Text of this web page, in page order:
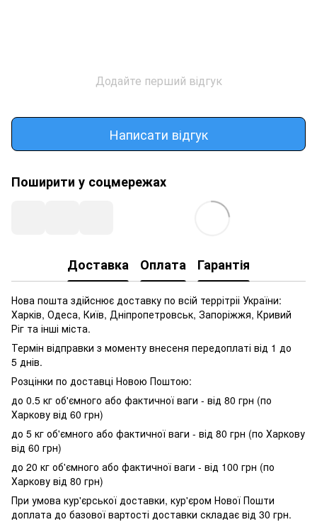
Додайте перший відгук
Написати відгук
Поширити у соцмережах
Доставка Оплата Гарантія
Нова пошта здійснює доставку по всій террітріі України:
Харків, Одеса, Київ, Дніпропетровськ, Запоріжжя, Кривий
Ріг та інші міста.
Термін відправки з моменту внесеня передоплаті від 1 до
5 днів.
Розцінки по доставці Новою Поштою:
до 0.5 кг об'ємного або фактичної ваги - від 80 грн (по
Харкову від 60 грн)
до 5 кг об'ємного або фактичної ваги - від 80 грн (по Харкову
від 60 грн)
до 20 кг об'ємного або фактичної ваги - від 100 грн (по
Харкову від 80 грн)
При умова кур'єрської доставки, кур'єром Нової Пошти
доплата до базової вартості доставки складає від 30 грн.